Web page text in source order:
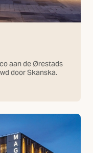
aan de Ørestads
door Skanska.